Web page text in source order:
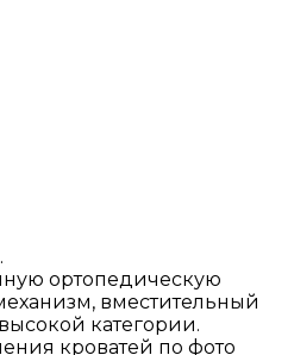
ортопедическую
вместительный
категории.
кроватей по фото